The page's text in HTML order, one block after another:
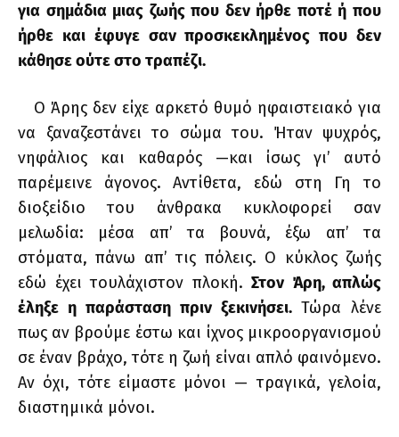
για σημάδια μιας ζωής που δεν ήρθε ποτέ ή που
ήρθε και έφυγε σαν προσκεκλημένος που δεν
κάθησε ούτε στο τραπέζι.
Ο Άρης δεν είχε αρκετό θυμό ηφαιστειακό για
να ξαναζεστάνει το σώμα του. Ήταν ψυχρός,
νηφάλιος και καθαρός —και ίσως γι’ αυτό
παρέμεινε άγονος. Αντίθετα, εδώ στη Γη το
διοξείδιο του άνθρακα κυκλοφορεί σαν
μελωδία: μέσα απ’ τα βουνά, έξω απ’ τα
στόματα, πάνω απ’ τις πόλεις. Ο κύκλος ζωής
εδώ έχει τουλάχιστον πλοκή. Στον Άρη, απλώς
έληξε η παράσταση πριν ξεκινήσει. Τώρα λένε
πως αν βρούμε έστω και ίχνος μικροοργανισμού
σε έναν βράχο, τότε η ζωή είναι απλό φαινόμενο.
Αν όχι, τότε είμαστε μόνοι — τραγικά, γελοία,
διαστημικά μόνοι.